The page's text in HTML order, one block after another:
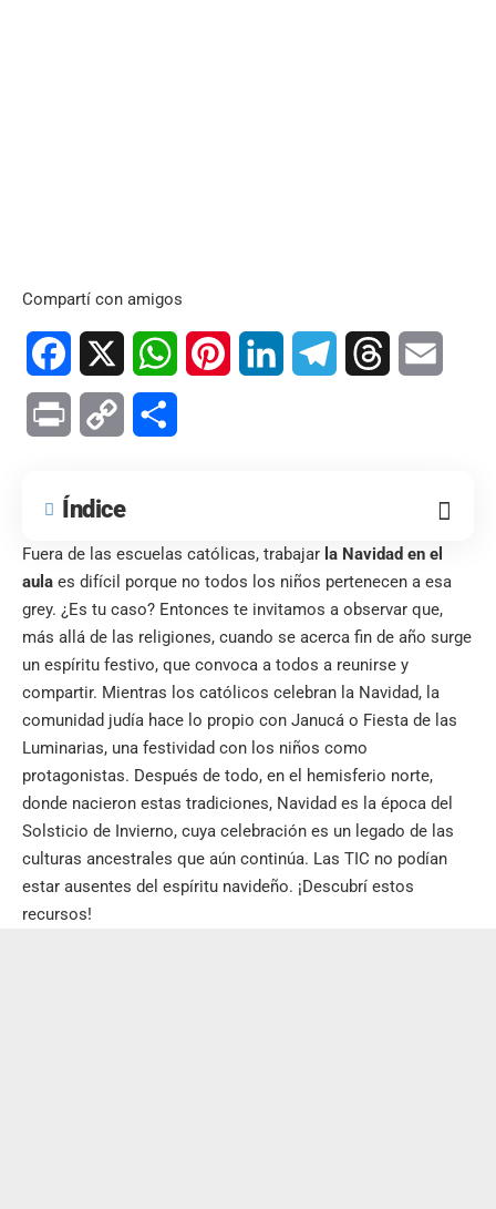
Compartí con amigos
Facebook WhatsAppPinterest LinkedIn TelegramThreads
Print Copy
Índice
Fuera de las escuelas católicas, trabajar la Navidad en el
aula es difícil porque no todos los niños pertenecen a esa
grey. ¿Es tu caso? Entonces te invitamos a observar que,
más allá de las religiones, cuando se acerca fin de año surge
un espíritu festivo, que convoca a todos a reunirse y
compartir. Mientras los católicos celebran la Navidad, la
comunidad judía hace lo propio con Janucá o Fiesta de las
Luminarias, una festividad con los niños como
protagonistas. Después de todo, en el hemisferio norte,
donde nacieron estas tradiciones, Navidad es la época del
Solsticio de Invierno, cuya celebración es un legado de las
culturas ancestrales que aún continúa. Las TIC no podían
estar ausentes del espíritu navideño. ¡Descubrí estos
recursos!